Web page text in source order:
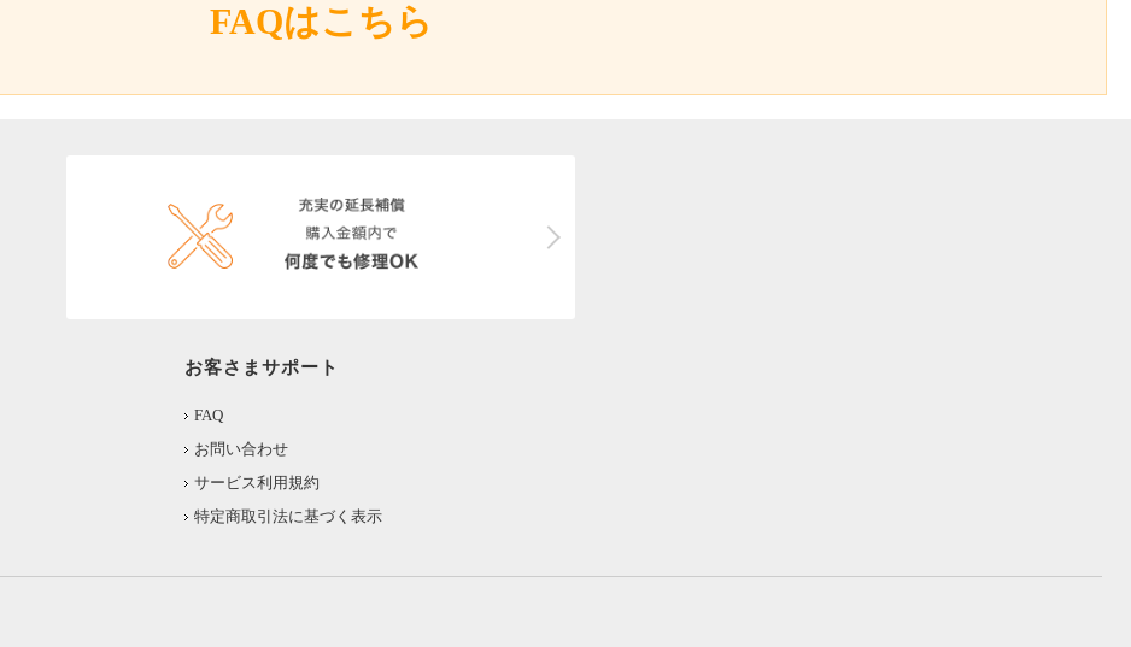
FAQはこちら
お客さまサポート
FAQ
お問い合わせ
サービス利用規約
特定商取引法に基づく表示